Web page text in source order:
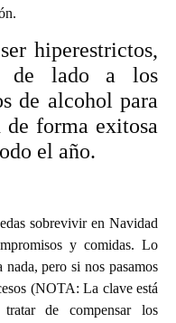
hiperestrictos,
de lado a los
de alcohol para
forma exitosa
el año.
sobrevivir en Navidad
y comidas. Lo
pero si nos pasamos
(NOTA: La clave está
de compensar los